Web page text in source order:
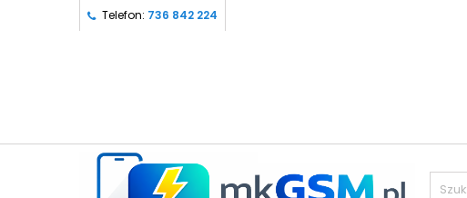
Telefon: 736 842 224